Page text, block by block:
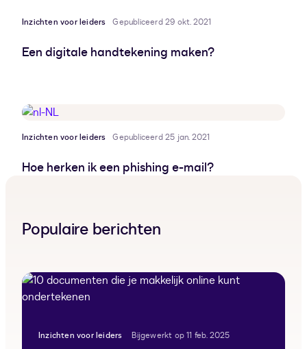
Inzichten voor leiders Gepubliceerd 29 okt. 2021
Een digitale handtekening maken?
Inzichten voor leiders Gepubliceerd 25 jan. 2021
Hoe herken ik een phishing e-mail?
Populaire berichten
Inzichten voor leiders Bijgewerkt op 11 feb. 2025